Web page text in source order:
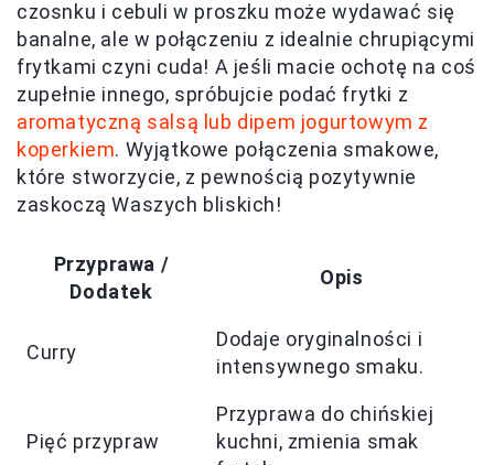
czosnku i cebuli w proszku może wydawać się
banalne, ale w połączeniu z idealnie chrupiącymi
frytkami czyni cuda! A jeśli macie ochotę na coś
zupełnie innego, spróbujcie podać frytki z
aromatyczną salsą lub dipem jogurtowym z
koperkiem. Wyjątkowe połączenia smakowe,
które stworzycie, z pewnością pozytywnie
zaskoczą Waszych bliskich!
Przyprawa /
Dodatek
Opis
Curry
Dodaje oryginalności i
intensywnego smaku.
Pięć przypraw
Przyprawa do chińskiej
kuchni, zmienia smak